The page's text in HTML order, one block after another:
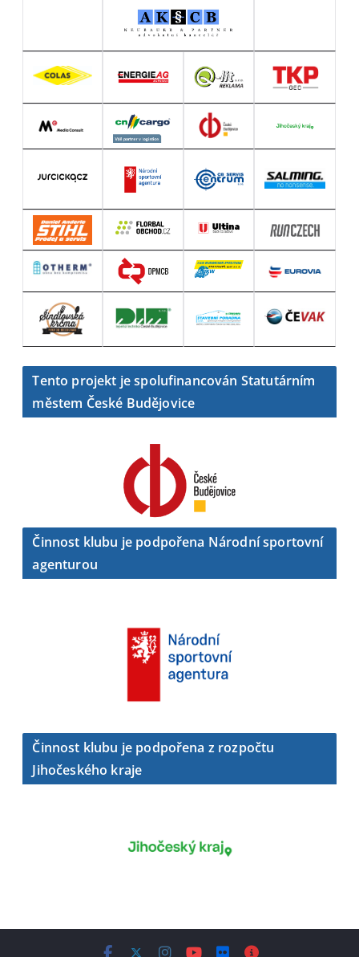
Tento projekt je spolufinancován Statutárním
městem České Budějovice
Činnost klubu je podpořena Národní sportovní
agenturou
Činnost klubu je podpořena z rozpočtu
Jihočeského kraje